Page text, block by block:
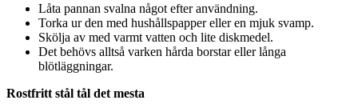
Låta pannan svalna något efter användning.
Torka ur den med hushållspapper eller en mjuk svamp.
Skölja av med varmt vatten och lite diskmedel.
Det behövs alltså varken hårda borstar eller långa
blötläggningar.
Rostfritt stål tål det mesta